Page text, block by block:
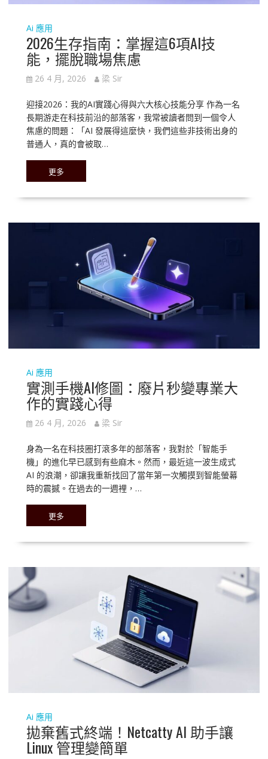
Ai 應用
2026生存指南：掌握這6項AI技
能，擺脫職場焦慮
26 4 月, 2026 梁 Sir
迎接2026：我的AI實踐心得與六大核心技能分享 作為一名
長期游走在科技前沿的部落客，我常被讀者問到一個令人
焦慮的問題：「AI 發展得這麼快，我們這些非技術出身的
普通人，真的會被取…
更多
Ai 應用
實測手機AI修圖：廢片秒變專業大
作的實踐心得
26 4 月, 2026 梁 Sir
身為一名在科技圈打滾多年的部落客，我對於「智能手
機」的進化早已感到有些麻木。然而，最近這一波生成式
AI 的浪潮，卻讓我重新找回了當年第一次觸摸到智能螢幕
時的震撼。在過去的一週裡，…
更多
Ai 應用
拋棄舊式終端！Netcatty AI 助手讓
Linux 管理變簡單